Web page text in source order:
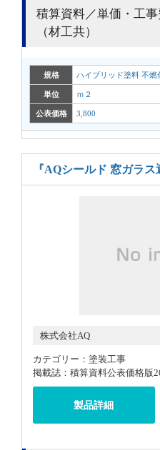
積算資料／単価・工
（材工共）
規格 ハイブリッド塗料 不燃
単位 ｍ２
公表価格 3,800
『AQシールド 窓ガラス
株式会社AQ
カテゴリー：塗装工事
掲載誌：積算資料公表価格版
製品詳細